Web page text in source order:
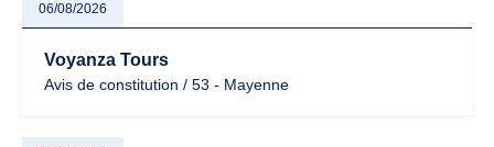
06/08/2026
Voyanza Tours
Avis de constitution / 53 - Mayenne